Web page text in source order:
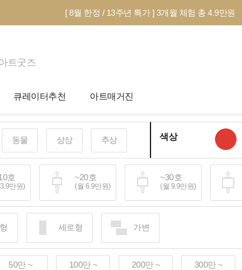
[ 8월 한정 / 13주년 특가 ] 3개월 체험 총 4.9만원
트굿즈
큐레이터추천
제안서 신청
작품선택 Tip
그림인테리어 Tip
아트매거진
전시 정보
미술 이야기
아트 딕셔너리
동물 상상 추상 색상
호
만원)
~20호
(월 6.9만원)
~30호
(월 9.9만원)
40만원+) 세로형 가변
50만 ~
100만 ~
200만 ~
300만 ~